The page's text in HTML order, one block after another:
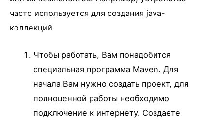
часто используется для создания java-
коллекций.
Чтобы работать, Вам понадобится
специальная программа Maven. Для
начала Вам нужно создать проект, для
полноценной работы необходимо
подключение к интернету. Создаете